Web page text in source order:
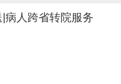
病人跨省转院服务